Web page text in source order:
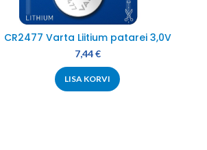
CR2477 Varta Liitium patarei 3,0V
7,44€
LISA KORVI